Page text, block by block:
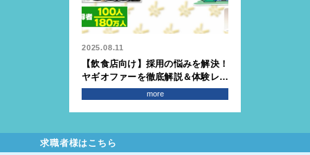
2025.08.11
【飲食店向け】採用の悩みを解決！
ヤギオファーを徹底解説＆体験レポ
ート
more
求職者様はこちら